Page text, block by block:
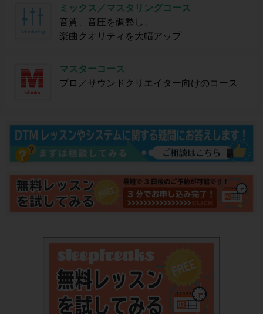
ミックス／マスタリングコース
音質、音圧を調整し、
楽曲クオリティを大幅アップ
マスターコース
プロ／サウンドクリエイター向けのコース